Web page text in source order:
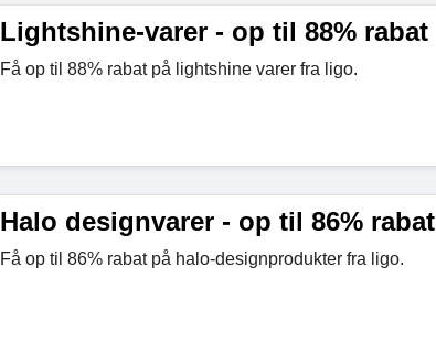
Lightshine-varer - op til 88% rabat
Få op til 88% rabat på lightshine varer fra ligo.
Halo designvarer - op til 86% rabat
Få op til 86% rabat på halo-designprodukter fra ligo.